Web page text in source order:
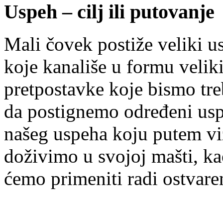
Uspeh – cilj ili putovanje
Mali čovek postiže veliki
koje kanališe u formu
pretpostavke koje bismo
da postignemo određeni
našeg uspeha koju putem
doživimo u svojoj mašti,
ćemo primeniti radi